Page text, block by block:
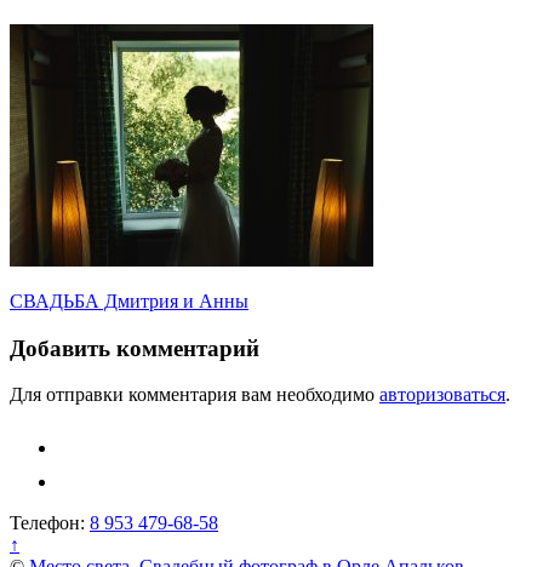
Навигация
по
записям
СВАДЬБА Дмитрия и Анны
Добавить комментарий
Для отправки комментария вам необходимо авторизоваться.
Телефон: 8 953 479-68-58
↑